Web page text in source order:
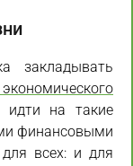
закладывать
на такие
финансовыми
всех: и для